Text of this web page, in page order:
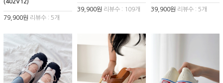
(402V12)
79,900원 리뷰수 : 5개
39,900원 리뷰수 : 109개 39,900원 리뷰수 : 5개